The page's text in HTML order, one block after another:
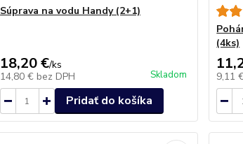
Súprava na vodu Handy (2+1)
18,20 €/ks
14,80 € bez DPH Skladom
Pridať do košíka
(4ks)
9,11